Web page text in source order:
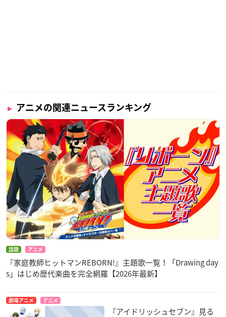
アニメの関連ニュースランキング
話題 アニメ
『家庭教師ヒットマンREBORN!』主題歌一覧！「Drawing day
s」はじめ歴代楽曲を完全網羅【2026年最新】
劇場アニメ アニメ
『アイドリッシュセブン』見る